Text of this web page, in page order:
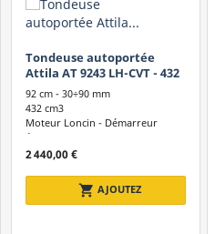
Tondeuse autoportée
Attila AT 9243 LH-CVT - 432
cm³ avec transmission...
92 cm - 30÷90 mm
432 cm3
Moteur Loncin - Démarreur
électrique
2 440,00 €
shopping_cart AJOUTEZ